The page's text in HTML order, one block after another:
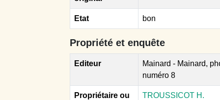
Etat bon
Propriété et enquête
Editeur
Mainard - Mainard,
numéro 8
Propriétaire ou
TROUSSICOT H.